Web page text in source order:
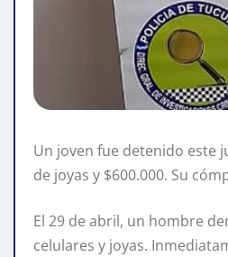
Un joven fue detenido este
de joyas y $600.000. Su
El 29 de abril, un hombre
celulares y joyas.